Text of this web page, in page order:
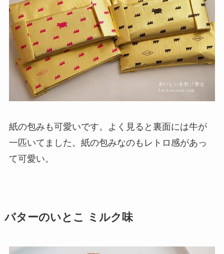
紙の包みも可愛いです。よく見ると裏面には牛が
一匹いてました。紙の包みなのもレトロ感があっ
て可愛い。
バターのいとこ ミルク味